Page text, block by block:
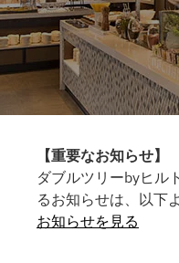
【重要なお知らせ】
ダブルツリーbyヒル
るお知らせは、以下
お知らせを見る